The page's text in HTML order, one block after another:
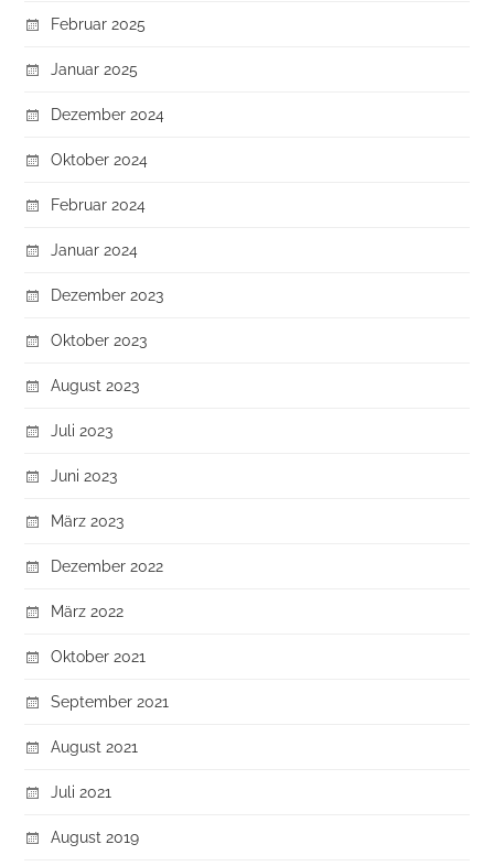
Februar 2025
Januar 2025
Dezember 2024
Oktober 2024
Februar 2024
Januar 2024
Dezember 2023
Oktober 2023
August 2023
Juli 2023
Juni 2023
März 2023
Dezember 2022
März 2022
Oktober 2021
September 2021
August 2021
Juli 2021
August 2019